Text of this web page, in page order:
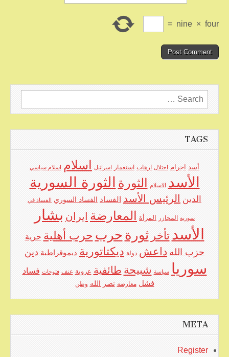
four
×
nine
=
Search
for:
TAGS
أسد اجرام احتلال ارهاب استعمار اسرائيل اسلام اسلام سياسي
الأسد الاسلام الثورة الثورة السورية
الدين الرئيس الأسد الفساد الفساد السوري الفساد في
سورية المجازر المرأة المعارضة ايران بشار
الأسد تأخر ثورة حرب حرب أهلية حرية
حزب الله داعش دولة ديكتاتورية ديموقراطية دين
سوريا سياسة شبيحة طائفية عروبة عنف فتوحات فساد
فشل معارضة نصر الله وطن
META
Register